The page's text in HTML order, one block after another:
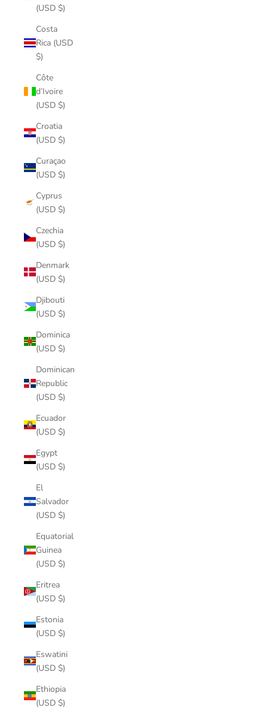
(USD $)
Costa
Rica (USD
$)
Côte
d’Ivoire
(USD $)
Croatia
(USD $)
Curaçao
(USD $)
Cyprus
(USD $)
Czechia
(USD $)
Denmark
(USD $)
Djibouti
(USD $)
Dominica
(USD $)
Dominican
Republic
(USD $)
Ecuador
(USD $)
Egypt
(USD $)
El
Salvador
(USD $)
Equatorial
Guinea
(USD $)
Eritrea
(USD $)
Estonia
(USD $)
Eswatini
(USD $)
Ethiopia
(USD $)